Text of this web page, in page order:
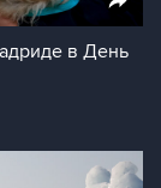
в День